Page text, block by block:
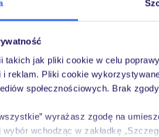
takich jak pliki cookie w celu
reklam. Pliki cookie
społecznościowych. Brak
wyrażasz zgodę na
wchodząc w zakładkę